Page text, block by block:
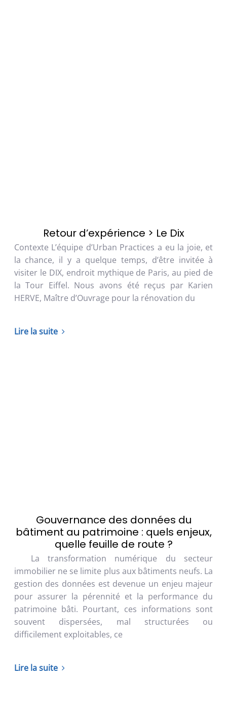
Retour d’expérience > Le Dix
Contexte L’équipe d’Urban Practices a eu la joie, et
la chance, il y a quelque temps, d’être invitée à
visiter le DIX, endroit mythique de Paris, au pied de
la Tour Eiffel. Nous avons été reçus par Karien
HERVE, Maître d’Ouvrage pour la rénovation du
Lire la suite
Gouvernance des données du
bâtiment au patrimoine : quels enjeux,
quelle feuille de route ?
La transformation numérique du secteur
immobilier ne se limite plus aux bâtiments neufs. La
gestion des données est devenue un enjeu majeur
pour assurer la pérennité et la performance du
patrimoine bâti. Pourtant, ces informations sont
souvent dispersées, mal structurées ou
difficilement exploitables, ce
Lire la suite